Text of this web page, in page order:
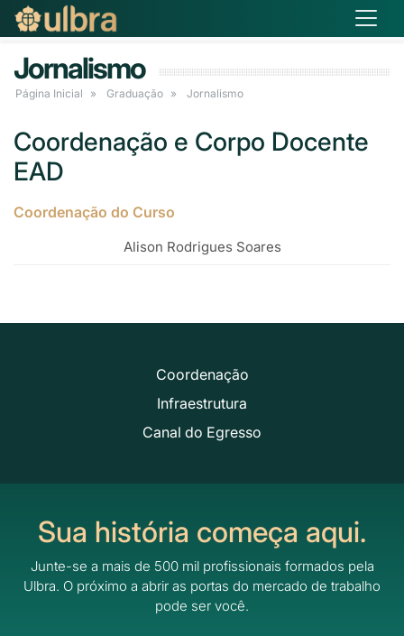
Jornalismo
Página Inicial Graduação Jornalismo
Coordenação e Corpo Docente
EAD
Coordenação do Curso
Alison Rodrigues Soares
Coordenação
Infraestrutura
Canal do Egresso
Sua história começa aqui.
Junte-se a mais de 500 mil profissionais formados pela
Ulbra. O próximo a abrir as portas do mercado de trabalho
pode ser você.